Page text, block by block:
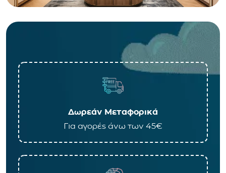
Δωρεάν Μεταφορικά
Για αγορές άνω των 45€